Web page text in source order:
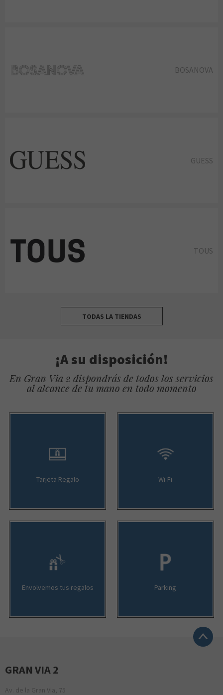
BOSANOVA
GUESS
TOUS
TODAS LA TIENDAS
¡A su disposición!
En Gran Via 2 dispondrás de todos los servicios
al alcance de tu mano en todo momento
Tarjeta Regalo Wi-Fi
Envolvemos tus regalos Parking
GRAN VIA 2
Av. de la Gran Via, 75